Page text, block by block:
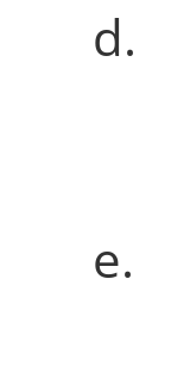
d.
e.